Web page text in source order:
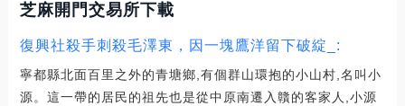
芝麻開門交易所下載
復興社殺手刺殺毛澤東，因一塊鷹洋留下破綻_:
寧都縣北面百里之外的青塘鄉,有個群山環抱的小山村,名叫小
源。這一帶的居民的祖先也是從中原南遷入贛的客家人,小源